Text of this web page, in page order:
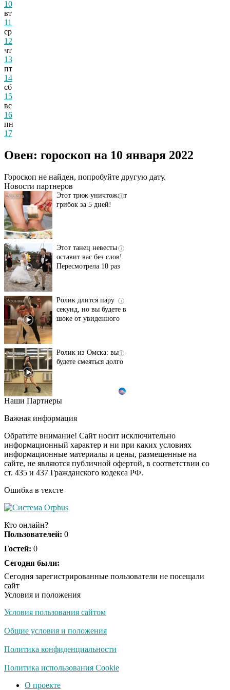
10
вт
11
ср
12
чт
13
пт
14
сб
15
вс
16
пн
17
Овен: гороскоп на 10 января 2022
Гороскоп не найден, попробуйте другую дату.
Новости партнеров
запущенный грибок
исчезнет с корнем,
i
Этот трюк уничтожает
грибок за 5 дней!
i
Этот танец невесты
оставит вас без слов!
Пересмотрела 10 раз
i
Ролик длится пару
секунд, но вы будете в
шоке от увиденного
i
Ролик из Омска: вы
будете смеяться долго
Ржу не переставая, это
не раз
i
Скрытая камера на
пляже Крыма: Что
люди вытворяют, когда
Ролик длится
долго
Королева вагона
оставит равнодушным
Забывший о
Плющенко отправляет
Азербайджан
Наши Партнеры
Важная информация
Обратите внимание! Сайт носит исключительно
информационный характер и ни при каких условиях
информационные материалы и цены, размещенные на
сайте, не являются публичной офертой, в соответствии со
ст. 435 и 437 Гражданского кодекса РФ.
Ошибка в тексте
Кто онлайн?
Пользователей: 0
Гостей: 0
Сегодня были:
Сегодня зарегистрированные пользователи не посещали
сайт
Условия и положения
Условия пользования сайтом
Общие условия и положения
Политика конфиденциальности
Политика использования Cookie
О проекте